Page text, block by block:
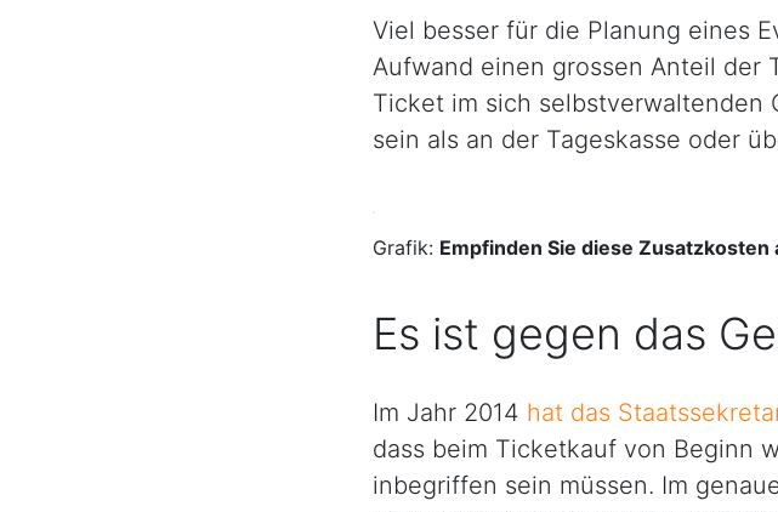
Viel besser für die Planung eines
Aufwand einen grossen Anteil der
Ticket im sich selbstverwaltenden
sein als an der Tageskasse oder
Grafik: Empfinden Sie diese
Es ist gegen das
Im Jahr 2014 hat das
dass beim Ticketkauf von Beginn
inbegriffen sein müssen. Im